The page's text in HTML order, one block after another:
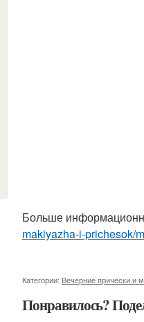
Больше
makiyazha-i-prichesok/
Категории: Вечерние прически и
Понравилось?